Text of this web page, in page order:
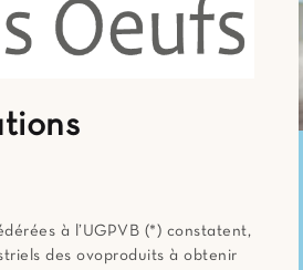
à l’UGPVB (*) constatent,
des ovoproduits à obtenir